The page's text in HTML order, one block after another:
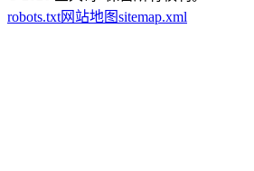
robots.txt网站地图sitemap.xml